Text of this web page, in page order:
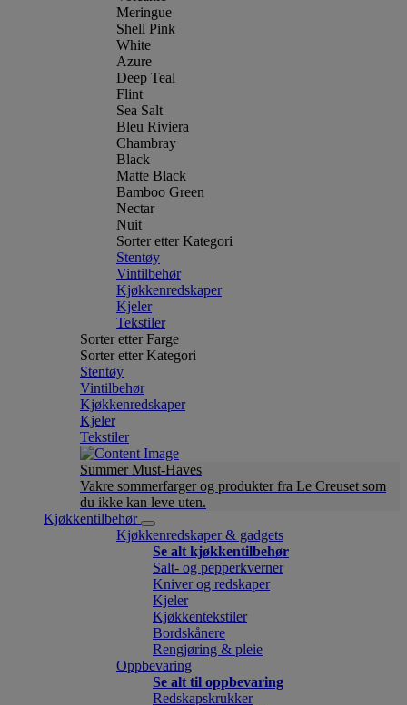
Meringue
Shell Pink
White
Azure
Deep Teal
Flint
Sea Salt
Bleu Riviera
Chambray
Black
Matte Black
Bamboo Green
Nectar
Nuit
Sorter etter Kategori
Stentøy
Vintilbehør
Kjøkkenredskaper
Kjeler
Tekstiler
Sorter etter Farge
Sorter etter Kategori
Stentøy
Vintilbehør
Kjøkkenredskaper
Kjeler
Tekstiler
Summer Must-Haves
Vakre sommerfarger og produkter fra Le Creuset som
du ikke kan leve uten.
Kjøkkentilbehør
Kjøkkenredskaper & gadgets
Se alt kjøkkentilbehør
Salt- og pepperkverner
Kniver og redskaper
Kjeler
Kjøkkentekstiler
Bordskånere
Rengjøring & pleie
Oppbevaring
Se alt til oppbevaring
Redskapskrukker